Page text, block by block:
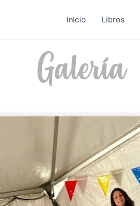
Inicio Libros
Galería